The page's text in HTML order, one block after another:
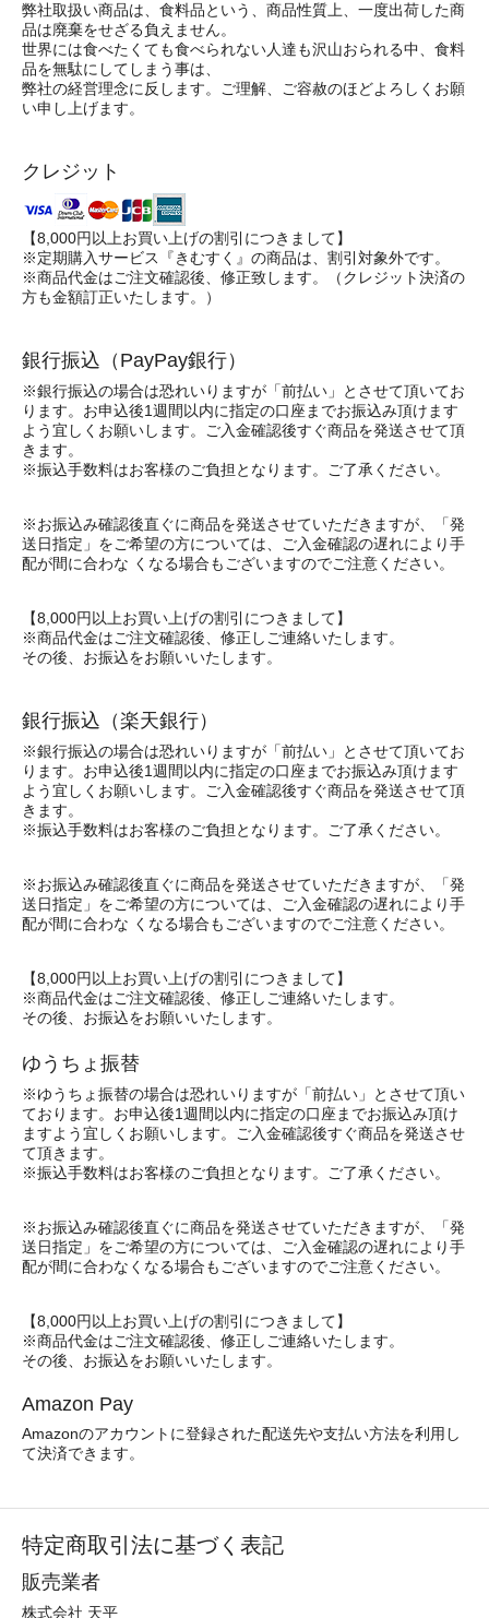
弊社取扱い商品は、食料品という、商品性質上、一度出荷した商
品は廃棄をせざる負えません。
世界には食べたくても食べられない人達も沢山おられる中、食料
品を無駄にしてしまう事は、
弊社の経営理念に反します。ご理解、ご容赦のほどよろしくお願
い申し上げます。
クレジット
【8,000円以上お買い上げの割引につきまして】
※定期購入サービス『きむすく』の商品は、割引対象外です。
※商品代金はご注文確認後、修正致します。（クレジット決済の
方も金額訂正いたします。）
銀行振込（PayPay銀行）
※銀行振込の場合は恐れいりますが「前払い」とさせて頂いてお
ります。お申込後1週間以内に指定の口座までお振込み頂けます
よう宜しくお願いします。ご入金確認後すぐ商品を発送させて頂
きます。
※振込手数料はお客様のご負担となります。ご了承ください。
※お振込み確認後直ぐに商品を発送させていただきますが、「発
送日指定」をご希望の方については、ご入金確認の遅れにより手
配が間に合わな くなる場合もございますのでご注意ください。
【8,000円以上お買い上げの割引につきまして】
※商品代金はご注文確認後、修正しご連絡いたします。
その後、お振込をお願いいたします。
銀行振込（楽天銀行）
※銀行振込の場合は恐れいりますが「前払い」とさせて頂いてお
ります。お申込後1週間以内に指定の口座までお振込み頂けます
よう宜しくお願いします。ご入金確認後すぐ商品を発送させて頂
きます。
※振込手数料はお客様のご負担となります。ご了承ください。
※お振込み確認後直ぐに商品を発送させていただきますが、「発
送日指定」をご希望の方については、ご入金確認の遅れにより手
配が間に合わな くなる場合もございますのでご注意ください。
【8,000円以上お買い上げの割引につきまして】
※商品代金はご注文確認後、修正しご連絡いたします。
その後、お振込をお願いいたします。
ゆうちょ振替
※ゆうちょ振替の場合は恐れいりますが「前払い」とさせて頂い
ております。お申込後1週間以内に指定の口座までお振込み頂け
ますよう宜しくお願いします。ご入金確認後すぐ商品を発送させ
て頂きます。
※振込手数料はお客様のご負担となります。ご了承ください。
※お振込み確認後直ぐに商品を発送させていただきますが、「発
送日指定」をご希望の方については、ご入金確認の遅れにより手
配が間に合わなくなる場合もございますのでご注意ください。
【8,000円以上お買い上げの割引につきまして】
※商品代金はご注文確認後、修正しご連絡いたします。
その後、お振込をお願いいたします。
Amazon Pay
Amazonのアカウントに登録された配送先や支払い方法を利用し
て決済できます。
特定商取引法に基づく表記
販売業者
株式会社 天平